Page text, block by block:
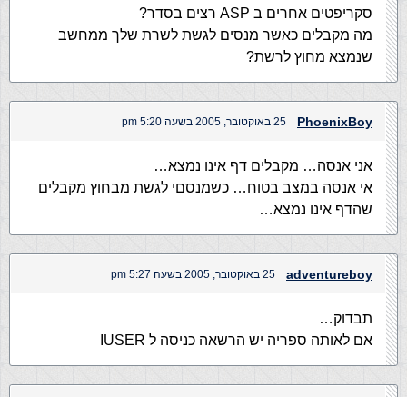
סקריפטים אחרים ב ASP רצים בסדר?
מה מקבלים כאשר מנסים לגשת לשרת שלך ממחשב
שנמצא מחוץ לרשת?
PhoenixBoy 25 באוקטובר, 2005 בשעה 5:20 pm
אני אנסה… מקבלים דף אינו נמצא…
אי אנסה במצב בטוח… כשמנסםי לגשת מבחוץ מקבלים
שהדף אינו נמצא…
adventureboy 25 באוקטובר, 2005 בשעה 5:27 pm
תבדוק…
אם לאותה ספריה יש הרשאה כניסה ל IUSER